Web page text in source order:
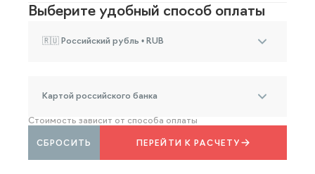
Выберите удобный способ оплаты
🇷🇺 Российский рубль • RUB
Картой российского банка
Стоимость зависит от способа оплаты
ПЕРЕЙТИ К РАСЧЕТУ
СБРОСИТЬ